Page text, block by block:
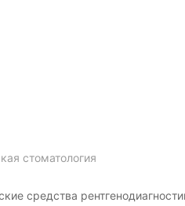
стоматология
средства